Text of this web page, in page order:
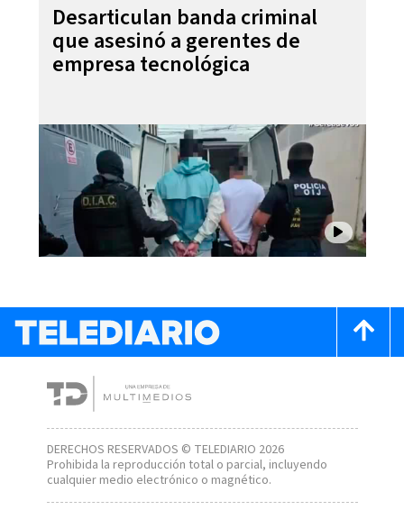
Desarticulan banda criminal
que asesinó a gerentes de
empresa tecnológica
DERECHOS RESERVADOS © TELEDIARIO 2026
Prohibida la reproducción total o parcial, incluyendo
cualquier medio electrónico o magnético.